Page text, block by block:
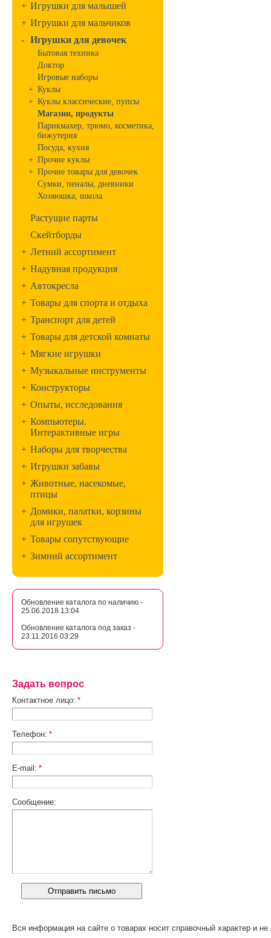
+ Игрушки для малышей
+ Игрушки для мальчиков
- Игрушки для девочек
Бытовая техника
Доктор
Игровые наборы
+ Куклы
+ Куклы классические, пупсы
Магазин, продукты
Парикмахер, трюмо, косметика,
бижутерия
Посуда, кухня
+ Прочие куклы
+ Прочие товары для девочек
Сумки, пеналы, дневники
Хозяюшка, школа
Растущие парты
Скейтборды
+ Летний ассортимент
+ Надувная продукция
+ Автокресла
+ Товары для спорта и отдыха
+ Транспорт для детей
+ Товары для детской комнаты
+ Мягкие игрушки
+ Музыкальные инструменты
+ Конструкторы
+ Опыты, исследования
+ Компьютеры.
Интерактивные игры
+ Наборы для творчества
+ Игрушки забавы
+ Животные, насекомые,
птицы
+ Домики, палатки, корзины
для игрушек
+ Товары сопутствующие
+ Зимний ассортимент
Обновление каталога по наличию -
25.06.2018 13:04
Обновление каталога под заказ -
23.11.2016 03:29
Задать вопрос
Контактное лицо: *
Телефон: *
E-mail: *
Сообщение:
Вся информация на сайте о товарах носит справочный характер и